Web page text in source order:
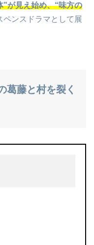
”が見え始め、“味方の
ペンスドラマとして展
葛藤と村を裂く